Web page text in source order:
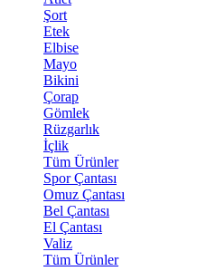
Şort
Etek
Elbise
Mayo
Bikini
Çorap
Gömlek
Rüzgarlık
İçlik
Tüm Ürünler
Spor Çantası
Omuz Çantası
Bel Çantası
El Çantası
Valiz
Tüm Ürünler